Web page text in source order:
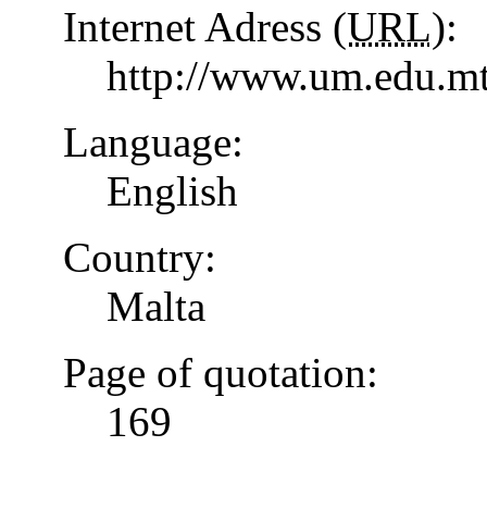
Internet Adress (URL):
http://
Language:
English
Country:
Malta
Page of quotation:
169